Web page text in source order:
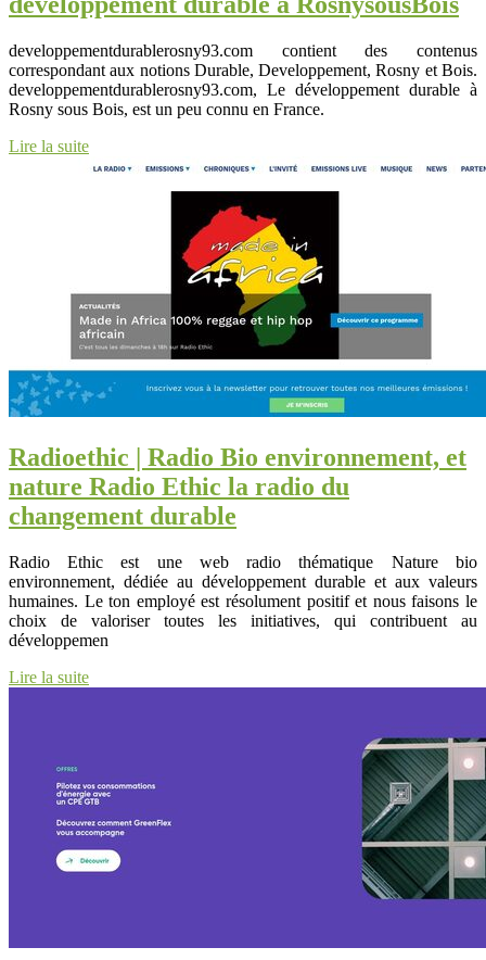
developpementdurablerosny93.com contient des contenus
correspondant aux notions Durable, Developpement, Rosny et Bois.
developpementdurablerosny93.com, Le développement durable à
Rosny sous Bois, est un peu connu en France.
Lire la suite
Radioethic | Radio Bio en­viron­ne­ment, et
nature Radio Ethic la radio du
changement durable
Radio Ethic est une web radio thématique Nature bio
environnement, dédiée au développement durable et aux valeurs
humaines. Le ton employé est résolument positif et nous faisons le
choix de valoriser toutes les initiatives, qui contribuent au
développemen
Lire la suite